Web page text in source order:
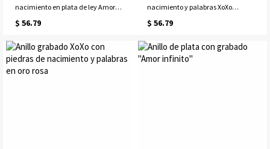
nacimiento en plata de ley Amor
XoXo
$ 56.79
nacimiento y palabras XoXo
chapado en oro
$ 56.79